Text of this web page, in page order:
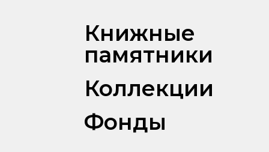
Книжные
памятники
Коллекции
Фонды